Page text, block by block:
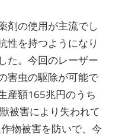
剤の使用が主流でし
性を持つようになり
た。今回のレーザー
害虫の駆除が可能で
産額165兆円のうち
被害により失われて
物被害を防いで、今